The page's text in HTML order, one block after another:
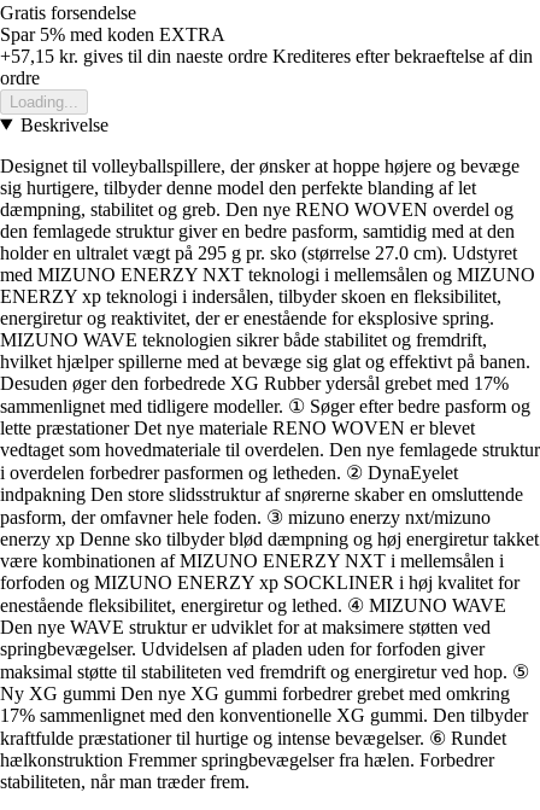
Gratis forsendelse
Spar 5% med koden EXTRA
+57,15 kr. gives til din naeste ordre Krediteres efter bekraeftelse af din
ordre
Loading...
Beskrivelse
Designet til volleyballspillere, der ønsker at hoppe højere og bevæge
sig hurtigere, tilbyder denne model den perfekte blanding af let
dæmpning, stabilitet og greb. Den nye RENO WOVEN overdel og
den femlagede struktur giver en bedre pasform, samtidig med at den
holder en ultralet vægt på 295 g pr. sko (størrelse 27.0 cm). Udstyret
med MIZUNO ENERZY NXT teknologi i mellemsålen og MIZUNO
ENERZY xp teknologi i indersålen, tilbyder skoen en fleksibilitet,
energiretur og reaktivitet, der er enestående for eksplosive spring.
MIZUNO WAVE teknologien sikrer både stabilitet og fremdrift,
hvilket hjælper spillerne med at bevæge sig glat og effektivt på banen.
Desuden øger den forbedrede XG Rubber ydersål grebet med 17%
sammenlignet med tidligere modeller. ① Søger efter bedre pasform og
lette præstationer Det nye materiale RENO WOVEN er blevet
vedtaget som hovedmateriale til overdelen. Den nye femlagede struktur
i overdelen forbedrer pasformen og letheden. ② DynaEyelet
indpakning Den store slidsstruktur af snørerne skaber en omsluttende
pasform, der omfavner hele foden. ③ mizuno enerzy nxt/mizuno
enerzy xp Denne sko tilbyder blød dæmpning og høj energiretur takket
være kombinationen af MIZUNO ENERZY NXT i mellemsålen i
forfoden og MIZUNO ENERZY xp SOCKLINER i høj kvalitet for
enestående fleksibilitet, energiretur og lethed. ④ MIZUNO WAVE
Den nye WAVE struktur er udviklet for at maksimere støtten ved
springbevægelser. Udvidelsen af pladen uden for forfoden giver
maksimal støtte til stabiliteten ved fremdrift og energiretur ved hop. ⑤
Ny XG gummi Den nye XG gummi forbedrer grebet med omkring
17% sammenlignet med den konventionelle XG gummi. Den tilbyder
kraftfulde præstationer til hurtige og intense bevægelser. ⑥ Rundet
hælkonstruktion Fremmer springbevægelser fra hælen. Forbedrer
stabiliteten, når man træder frem.